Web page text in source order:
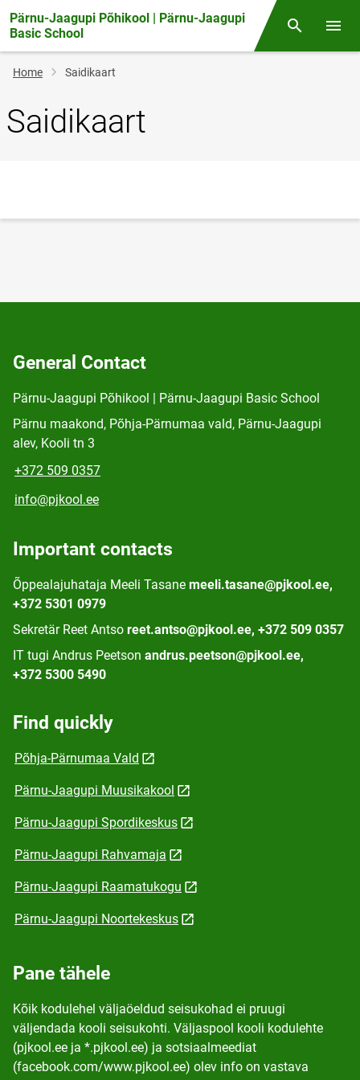
Pärnu-Jaagupi Põhikool | Pärnu-Jaagupi
Basic School
Otsing
Breadcrumb
Home Saidikaart
Saidikaart
General Contact
Pärnu-Jaagupi Põhikool | Pärnu-Jaagupi Basic School
Pärnu maakond, Põhja-Pärnumaa vald, Pärnu-Jaagupi
alev, Kooli tn 3
+372 509 0357
info@pjkool.ee
Important contacts
Õppealajuhataja Meeli Tasane meeli.tasane@pjkool.ee,
+372 5301 0979
Sekretär Reet Antso reet.antso@pjkool.ee, +372 509 0357
IT tugi Andrus Peetson andrus.peetson@pjkool.ee,
+372 5300 5490
Find quickly
Põhja-Pärnumaa Vald
Pärnu-Jaagupi Muusikakool
Pärnu-Jaagupi Spordikeskus
Pärnu-Jaagupi Rahvamaja
Pärnu-Jaagupi Raamatukogu
Pärnu-Jaagupi Noortekeskus
Pane tähele
Kõik kodulehel väljaöeldud seisukohad ei pruugi
väljendada kooli seisukohti. Väljaspool kooli kodulehte
(pjkool.ee ja *.pjkool.ee) ja sotsiaalmeediat
(facebook.com/www.pjkool.ee) olev info on vastava